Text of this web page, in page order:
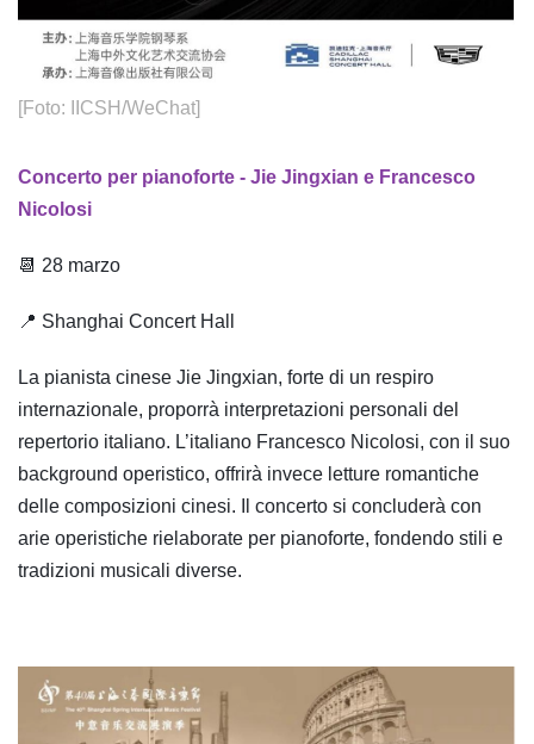
[Foto: IICSH/WeChat]
Concerto per pianoforte - Jie Jingxian e Francesco
Nicolosi
📆 28 marzo
📍 Shanghai Concert Hall
La pianista cinese Jie Jingxian, forte di un respiro
internazionale, proporrà interpretazioni personali del
repertorio italiano. L’italiano Francesco Nicolosi, con il suo
background operistico, offrirà invece letture romantiche
delle composizioni cinesi. Il concerto si concluderà con
arie operistiche rielaborate per pianoforte, fondendo stili e
tradizioni musicali diverse.